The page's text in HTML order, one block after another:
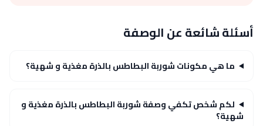
أسئلة شائعة عن الوصفة
ما هي مكونات شوربة البطاطس بالذرة مغذية و شهية؟
لكم شخص تكفي وصفة شوربة البطاطس بالذرة مغذية و
شهية؟